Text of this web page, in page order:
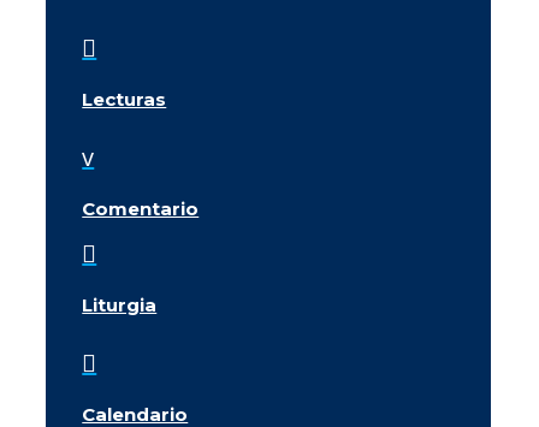

Lecturas
v
Comentario

Liturgia

Calendario